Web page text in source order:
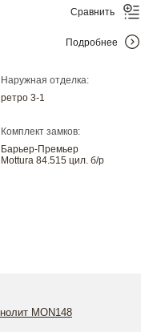
Наружная отделка:
ретро 3-1
Комплект замков:
Барьер-Премьер
Mottura 84.515 цил. б/р
Сравнить
Подробнее